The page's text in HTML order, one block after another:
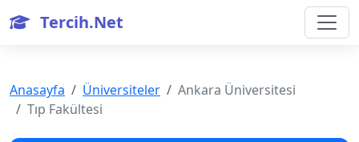
Tercih.Net
Anasayfa Üniversiteler
Ankara Üniversitesi
Tıp Fakültesi